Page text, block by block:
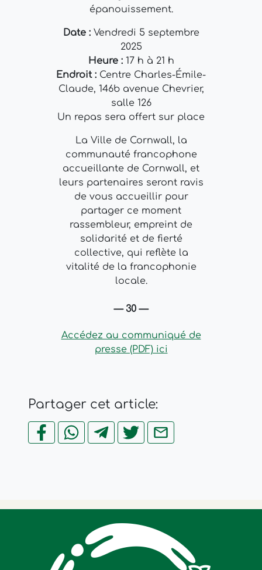
épanouissement.
Date :Vendredi 5 septembre
2025
Heure :17 h à 21 h
Endroit : Centre Charles-Émile-
Claude, 146b avenue Chevrier,
salle 126
Un repas sera offert sur place
La Ville de Cornwall, la
communauté francophone
accueillante de Cornwall, et
leurs partenaires seront ravis
de vous accueillir pour
partager ce moment
rassembleur, empreint de
solidarité et de fierté
collective, qui reflète la
vitalité de la francophonie
locale.
— 30 —
Accédez au communiqué de
presse (PDF) ici
Partager cet article: